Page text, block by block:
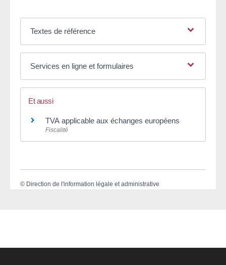
Textes de référence
Services en ligne et formulaires
Et aussi
TVA applicable aux échanges européens
Fiscalité
© Direction de l'information légale et administrative